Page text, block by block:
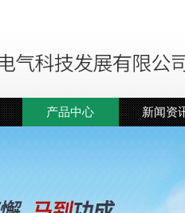
产品中心 新闻资